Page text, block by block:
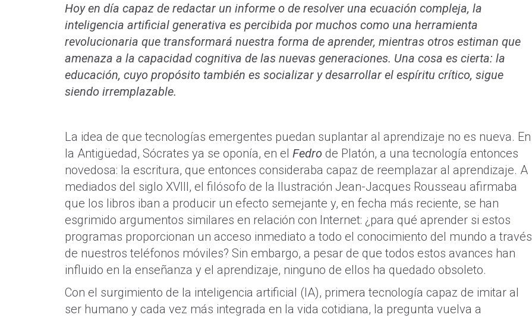
Hoy en día capaz de redactar un informe o de resolver una ecuación compleja, la
inteligencia artificial generativa es percibida por muchos como una herramienta
revolucionaria que transformará nuestra forma de aprender, mientras otros estiman que
amenaza a la capacidad cognitiva de las nuevas generaciones. Una cosa es cierta: la
educación, cuyo propósito también es socializar y desarrollar el espíritu crítico, sigue
siendo irremplazable.
La idea de que tecnologías emergentes puedan suplantar al aprendizaje no es nueva. En
la Antigüedad, Sócrates ya se oponía, en el Fedro de Platón, a una tecnología entonces
novedosa: la escritura, que entonces consideraba capaz de reemplazar al aprendizaje. A
mediados del siglo XVIII, el filósofo de la Ilustración Jean-Jacques Rousseau afirmaba
que los libros iban a producir un efecto semejante y, en fecha más reciente, se han
esgrimido argumentos similares en relación con Internet: ¿para qué aprender si estos
programas proporcionan un acceso inmediato a todo el conocimiento del mundo a través
de nuestros teléfonos móviles? Sin embargo, a pesar de que todos estos avances han
influido en la enseñanza y el aprendizaje, ninguno de ellos ha quedado obsoleto.
Con el surgimiento de la inteligencia artificial (IA), primera tecnología capaz de imitar al
ser humano y cada vez más integrada en la vida cotidiana, la pregunta vuelva a